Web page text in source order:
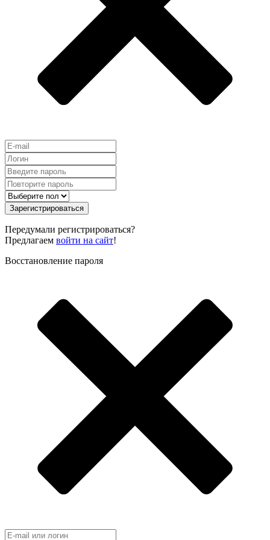
Зарегистрироваться
Передумали регистрироваться?
Предлагаем войти на сайт!
Восстановление пароля